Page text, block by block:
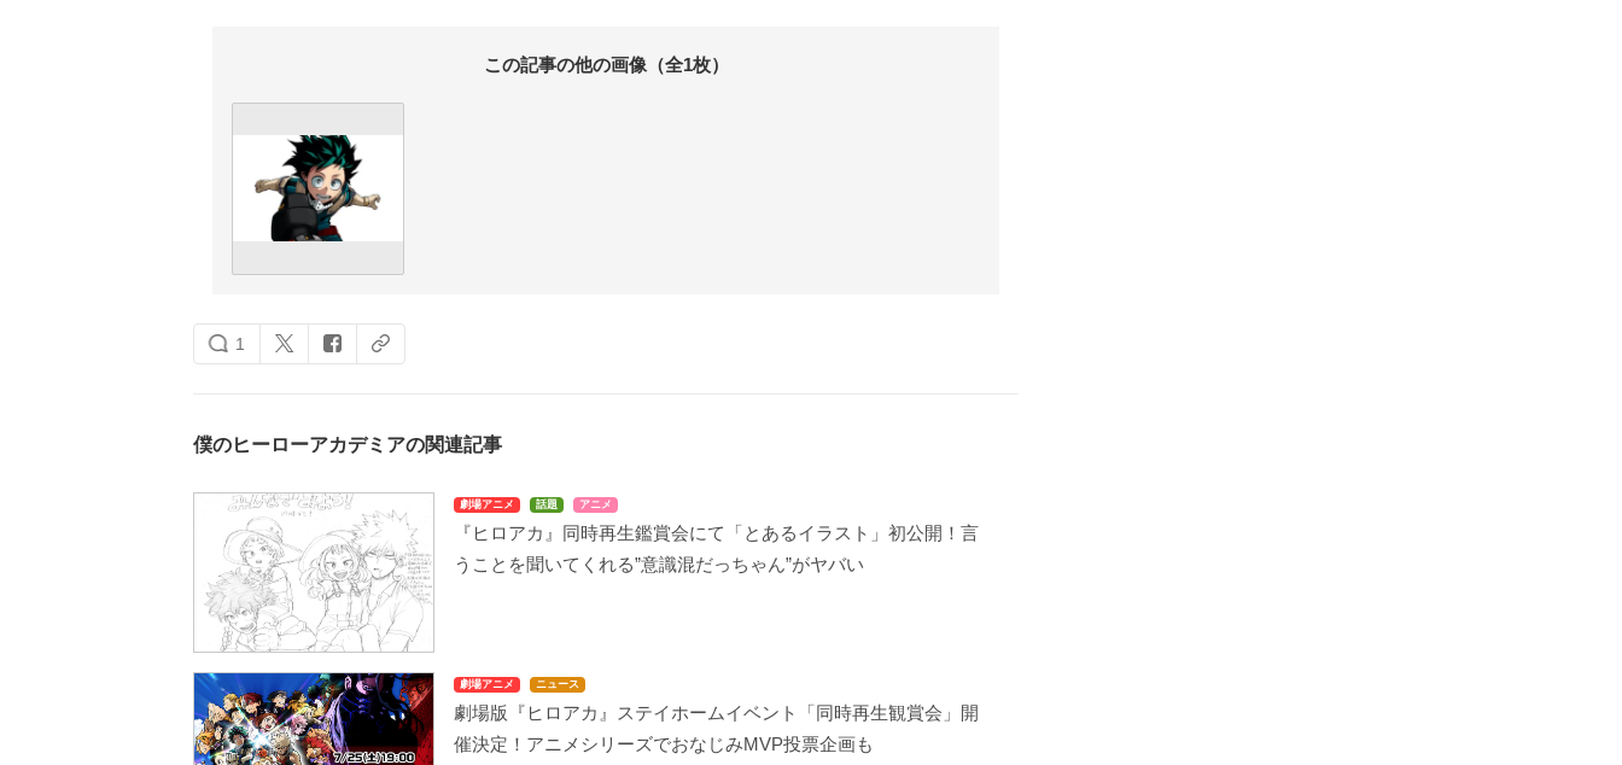
この記事の他の画像（全1枚）
1
僕のヒーローアカデミアの関連記事
劇場アニメ 話題 アニメ
『ヒロアカ』同時再生鑑賞会にて「とあるイラスト」初公開！言
うことを聞いてくれる”意識混だっちゃん”がヤバい
劇場アニメ ニュース
劇場版『ヒロアカ』ステイホームイベント「同時再生観賞会」開
催決定！アニメシリーズでおなじみMVP投票企画も